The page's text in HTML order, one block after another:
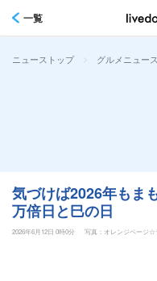
一覧
ニューストップ > グルメニュース
気づけば2026年もま
万倍日と巳の日
2026年6月12日 0時0分 写真：オレンジページ☆